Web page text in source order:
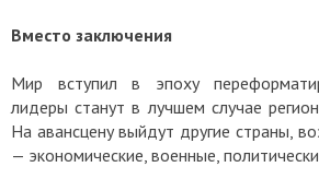
Вместо заключения
Мир вступил в эпоху
лидеры станут в лучшем случае
На авансцену выйдут другие страны,
— экономические, военные,